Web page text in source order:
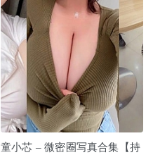
童小芯 – 微密圈写真合集【持